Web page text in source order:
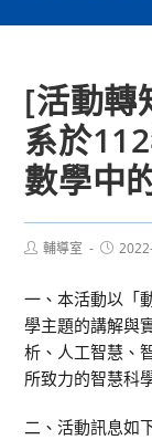
[活動轉
系於
數學中
Post輔導室
Post
一、本活動以「
學主題的講解與
析、人工智慧、
所致力的智慧科
二、活動訊息如